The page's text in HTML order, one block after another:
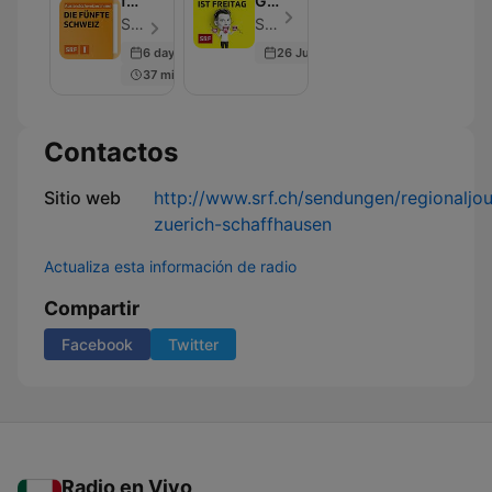
Schweiz
Schweizer Radio und Fernsehen (SRF) - Episodio 50
6 days ago
37 min
istSchweizer Radio und Fernsehen (SRF) - Episodio 50
26 Jun 2026
Contactos
Sitio web
http://www.srf.ch/sendungen/
zuerich-schaffhausen
Actualiza esta información de radio
Compartir
Facebook Twitter
Radio en Vivo